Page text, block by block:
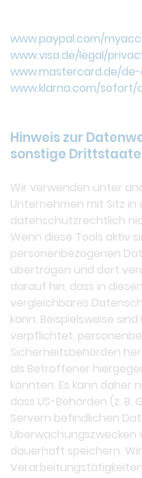
www.paypal.com/
www.visa.de/legal/
www.mastercard.de/
www.klarna.com/
Hinweis zur
sonstige
Wir verwenden unter
Unternehmen mit Sitz in
datenschutzrechtlich
Wenn diese Tools aktiv
personenbezogenen
übertragen und dort
darauf hin, dass in
vergleichbares
kann. Beispielsweise
verpflichtet,
Sicherheitsbehörden
als Betroffener
könnten. Es kann daher
dass US-Behörden (z.
Servern befindlichen
dauerhaft speichern.